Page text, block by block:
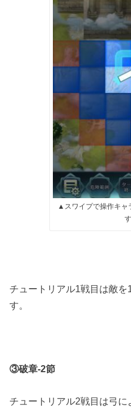
▲スワイプで操作キャ
す
チュートリアル1戦目は敵を
す。
③破章-2節
チュートリアル2戦目は弓